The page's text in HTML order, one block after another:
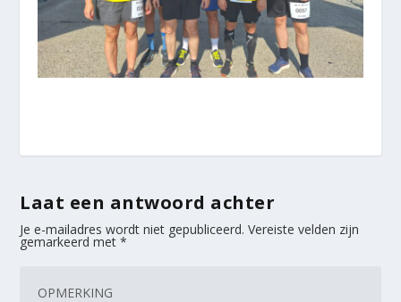
Laat een antwoord achter
Je e-mailadres wordt niet gepubliceerd. Vereiste velden zijn
gemarkeerd met*